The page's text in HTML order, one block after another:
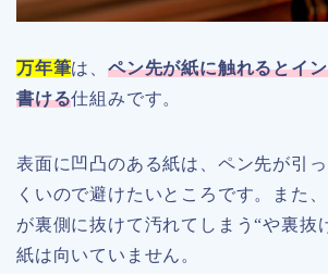
万年筆は、ペン先が紙に触れるとイ
書ける仕組みです。
表面に凹凸のある紙は、ペン先が引
くいので避けたいところです。また
が裏側に抜けて汚れてしまう“や裏抜
紙は向いていません。